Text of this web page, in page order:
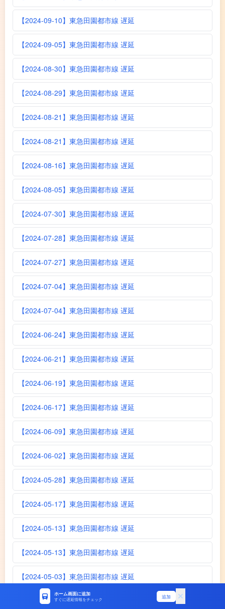
【2024-09-10】東急田園都市線 遅延
【2024-09-05】東急田園都市線 遅延
【2024-08-30】東急田園都市線 遅延
【2024-08-29】東急田園都市線 遅延
【2024-08-21】東急田園都市線 遅延
【2024-08-21】東急田園都市線 遅延
【2024-08-16】東急田園都市線 遅延
【2024-08-05】東急田園都市線 遅延
【2024-07-30】東急田園都市線 遅延
【2024-07-28】東急田園都市線 遅延
【2024-07-27】東急田園都市線 遅延
【2024-07-04】東急田園都市線 遅延
【2024-07-04】東急田園都市線 遅延
【2024-06-24】東急田園都市線 遅延
【2024-06-21】東急田園都市線 遅延
【2024-06-19】東急田園都市線 遅延
【2024-06-17】東急田園都市線 遅延
【2024-06-09】東急田園都市線 遅延
【2024-06-02】東急田園都市線 遅延
【2024-05-28】東急田園都市線 遅延
【2024-05-17】東急田園都市線 遅延
【2024-05-13】東急田園都市線 遅延
【2024-05-13】東急田園都市線 遅延
【2024-05-03】東急田園都市線 遅延
【2024-04-29】東急田園都市線 遅延
ホーム画面に追加
すぐに遅延情報をチェック 追加